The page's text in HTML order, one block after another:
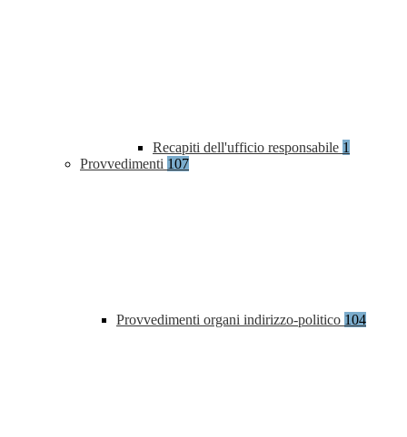
Recapiti dell'ufficio responsabile 1
Provvedimenti 107
Provvedimenti organi indirizzo-politico 104